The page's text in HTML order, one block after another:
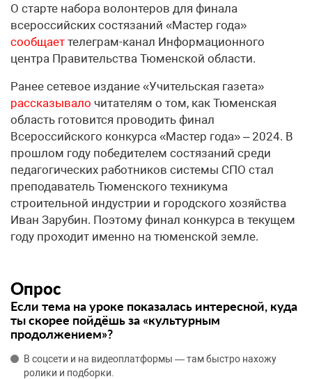
О старте набора волонтеров для финала
всероссийских состязаний «Мастер года»
сообщает телеграм-канал Информационного
центра Правительства Тюменской области.
Ранее сетевое издание «Учительская газета»
рассказывало читателям о том, как Тюменская
область готовится проводить финал
Всероссийского конкурса «Мастер года» – 2024. В
прошлом году победителем состязаний среди
педагогических работников системы СПО стал
преподаватель Тюменского техникума
строительной индустрии и городского хозяйства
Иван Зарубин. Поэтому финал конкурса в текущем
году проходит именно на тюменской земле.
Опрос
Если тема на уроке показалась интересной, куда
ты скорее пойдёшь за «культурным
продолжением»?
В соцсети и на видеоплатформы — там быстро нахожу
ролики и подборки.